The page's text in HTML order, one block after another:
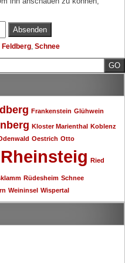
Feldberg Schnee
Frankenstein Glühwein
Kloster Marienthal Koblenz
Oestrich Otto
Rheinsteig Ried
Rüdesheim Schnee
Weininsel Wispertal